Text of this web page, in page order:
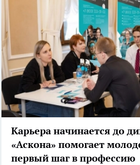
Карьера начинается до
«Аскона» помогает
первый шаг в профессию